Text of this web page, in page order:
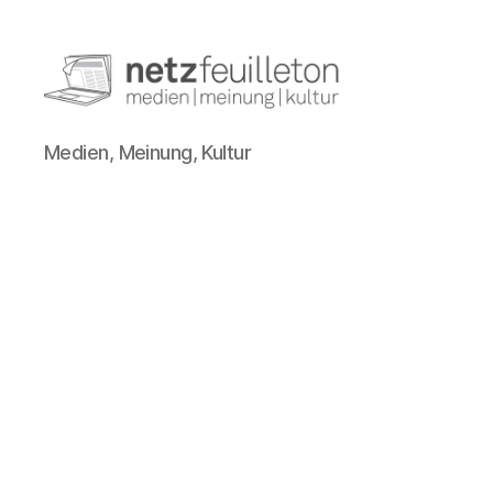
netzfeuilleton.de
Medien, Meinung, Kultur